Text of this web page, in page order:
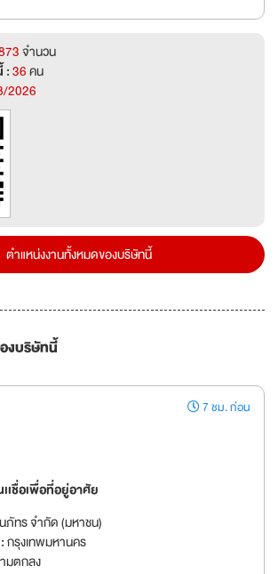
จำนวน
:36คน
2026
ตำแหน่งงานทั้งหมดของบริษัทนี้
งบริษัทนี้
7 ชม. ก่อน
เชื่อเพื่อที่อยู่อาศัย
ภัทร จำกัด (มหาชน)
กรุงเทพมหานคร
มตกลง